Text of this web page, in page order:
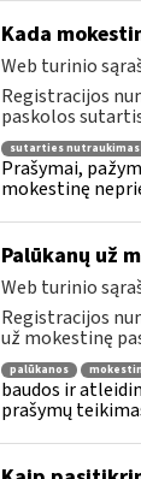
Kada
Web turinio
Registracijos
paskolos
sutarties nutraukimas
Prašymai,
mokestinę
Palūkanų už
Web turinio
Registracijos
už mokestinę
palūkanos
baudos ir
prašymų